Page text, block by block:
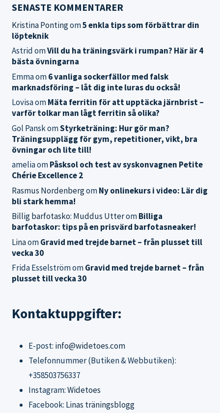
SENASTE KOMMENTARER
Kristina Pontingom5 enkla tips som förbättrar din
löpteknik
AstridomVill du ha träningsvärk i rumpan? Här är 4
bästa övningarna
Emmaom6 vanliga sockerfällor med falsk
marknadsföring – låt dig inte luras du också!
LovisaomMäta ferritin för att upptäcka järnbrist –
varför tolkar man lågt ferritin så olika?
Gol PanskomStyrketräning: Hur gör man?
Träningsupplägg för gym, repetitioner, vikt, bra
övningar och lite till!
ameliaomPåsksol och test av syskonvagnen Petite
Chérie Excellence 2
Rasmus NordenbergomNy onlinekurs i video: Lär dig
bli stark hemma!
Billig barfotasko: Muddus UtteromBilliga
barfotaskor: tips på en prisvärd barfotasneaker!
LinaomGravid med trejde barnet – från plusset till
vecka 30
Frida EsselströmomGravid med trejde barnet – från
plusset till vecka 30
Kontaktuppgifter:
E-post: info@widetoes.com
Telefonnummer (Butiken & Webbutiken):
+358503756337
Instagram:Widetoes
Facebook: Linas träningsblogg